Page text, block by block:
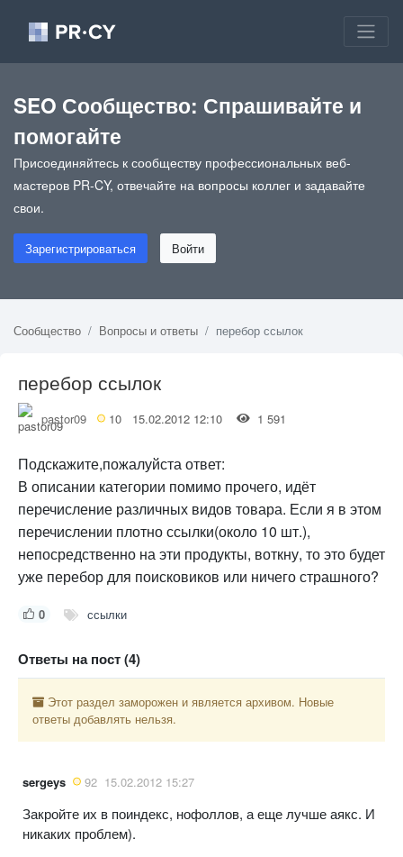
SEO Сообщество: Спрашивайте и
помогайте
Присоединяйтесь к сообществу профессиональных веб-
мастеров PR-CY, отвечайте на вопросы коллег и задавайте
свои.
Зарегистрироваться Войти
Сообщество Вопросы и ответы перебор ссылок
перебор ссылок
pastor09 10 15.02.2012 12:10 1 591
Подскажите,пожалуйста ответ:
В описании категории помимо прочего, идёт
перечисление различных видов товара. Если я в этом
перечислении плотно ссылки(около 10 шт.),
непосредственно на эти продукты, воткну, то это будет
уже перебор для поисковиков или ничего страшного?
0 ссылки
Ответы на пост (4)
Этот раздел заморожен и является архивом. Новые
ответы добавлять нельзя.
sergeys 92 15.02.2012 15:27
Закройте их в поиндекс, нофоллов, а еще лучше аякс. И
никаких проблем).